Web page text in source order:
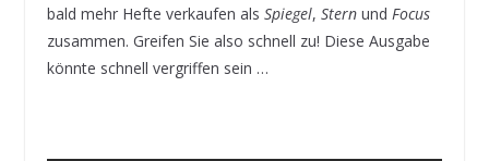
bald mehr Hefte verkaufen als Spiegel, Sternund Focus
zusammen. Greifen Sie also schnell zu! Diese Ausgabe
könnte schnell vergriffen sein …